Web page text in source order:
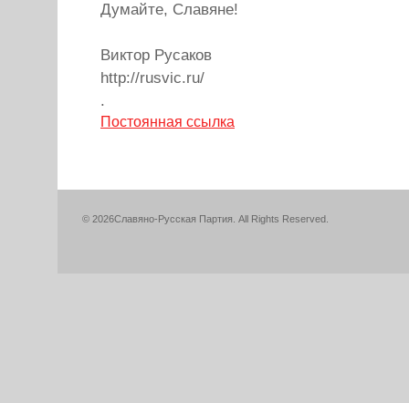
Думайте, Славяне!
Виктор Русаков
http://rusvic.ru/
.
Постоянная ссылка
© 2026Славяно-Русская Партия. All Rights Reserved.